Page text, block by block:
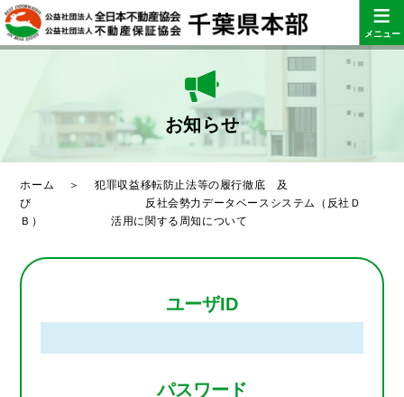
≡
メニュー
お知らせ
ホーム ＞犯罪収益移転防止法等の履行徹底 及
び 反社会勢力データベースシステム（反社Ｄ
Ｂ） 活用に関する周知について
ユーザID
パスワード